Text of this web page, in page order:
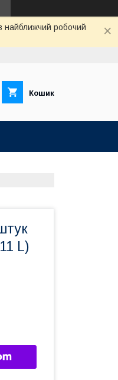
найближчий робочий
Кошик
L)